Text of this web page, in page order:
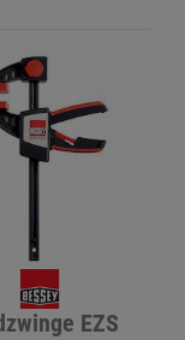
EZS